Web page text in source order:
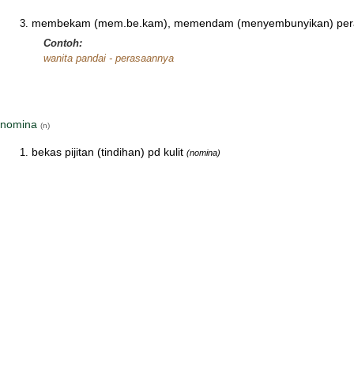
membekam (mem.be.kam), memendam (menyembunyikan)
Contoh:
wanita pandai - perasaannya
nomina (n)
bekas pijitan (tindihan) pd kulit (nomina)